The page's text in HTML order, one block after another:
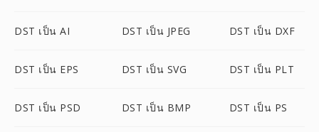
DST เป็น AI DST เป็น JPEG DST เป็น DXF
DST เป็น EPS DST เป็น SVG DST เป็น PLT
DST เป็น PSD DST เป็น BMP DST เป็น PS